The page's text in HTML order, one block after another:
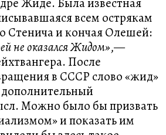
всем острякам
Стенича и кончая Олешей:
не оказался Жидом»,—
После
в СССР слово «жид»
Можно было бы призвать
и показать им